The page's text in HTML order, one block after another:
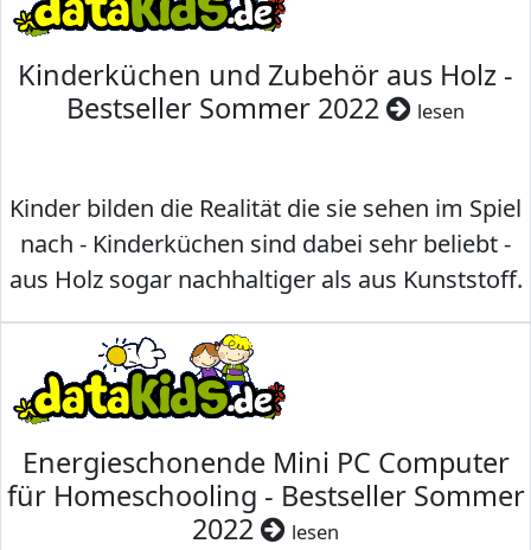
Kinderküchen und Zubehör aus Holz -
Bestseller Sommer 2022
lesen
Kinder bilden die Realität die sie sehen im Spiel
nach - Kinderküchen sind dabei sehr beliebt -
aus Holz sogar nachhaltiger als aus Kunststoff.
Energieschonende Mini PC Computer
für Homeschooling - Bestseller Sommer
2022
lesen